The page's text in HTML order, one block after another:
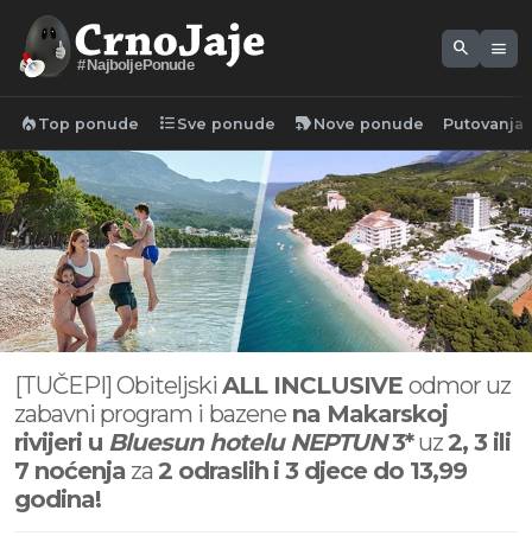
#NajboljePonude
search menu
local_fire_department Top ponude format_list_bulleted Sve ponude new_label Nove ponude Putovanja
[TUČEPI] Obiteljski ALL INCLUSIVE odmor uz
zabavni program i bazene na Makarskoj
rivijeri u Bluesun hotelu NEPTUN3*uz2, 3 ili
7 noćenja za 2 odraslih i 3 djece do 13,99
godina!